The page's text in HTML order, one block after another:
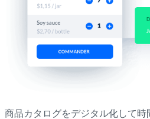
商品カタログをデジタル化して時